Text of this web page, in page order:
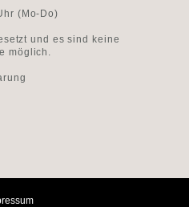
(Mo-Do)
und es sind keine
möglich.